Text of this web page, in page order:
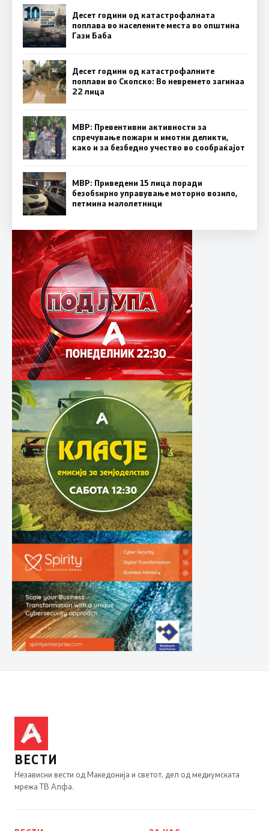
Десет години од катастрофалната
поплава во населените места во општина
Гази Баба
Десет години од катастрофалните
поплави во Скопско: Во невремето загинаа
22 лица
МВР: Превентивни активности за
спречување пожари и имотни деликти,
како и за безбедно учество во сообраќајот
МВР: Приведени 15 лица поради
безобѕирно управување моторно возило,
петмина малолетници
ВЕСТИ
Независни вести од Македонија и светот, дел од медиумската
мрежа ТВ Алфа.